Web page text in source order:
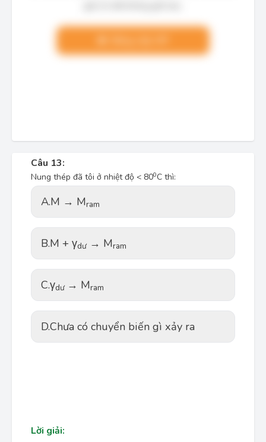
Câu 13:
Nung thép đã tôi ở nhiệt độ < 800C thì:
A.M → Mram
B.M + γdư→ Mram
C.γdư → Mram
D.Chưa có chuyển biến gì xảy ra
Lời giải: